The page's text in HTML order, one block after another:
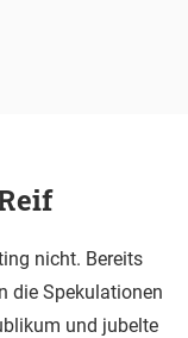
nicht. Bereits
die Spekulationen
und jubelte